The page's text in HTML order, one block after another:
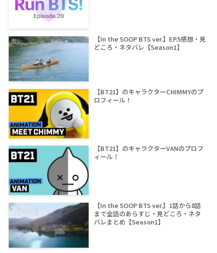
【In the SOOP BTS ver.】EP.5感想・見
どころ・ネタバレ【Season1】
【BT21】のキャラクターCHIMMYのプ
ロフィール！
【BT21】のキャラクターVANのプロフ
ィール！
【In the SOOP BTS ver.】1話から8話
まで全話のあらすじ・見どころ・ネタ
バレまとめ【Season1】